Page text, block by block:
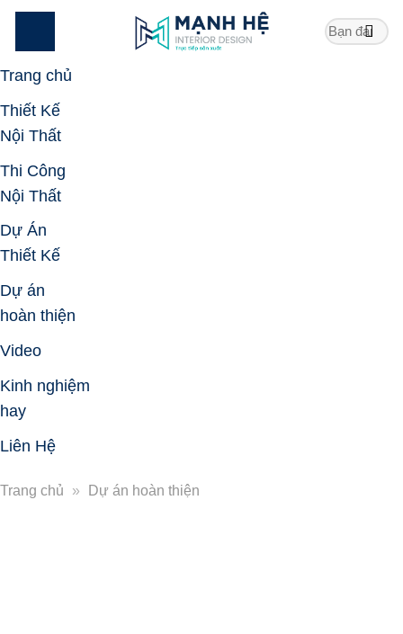
Skip
Trang chủ
Thiết Kế
Nội Thất
Thi Công
Nội Thất
Dự Án
Thiết Kế
Dự án
hoàn thiện
Video
Kinh nghiệm
hay
Liên Hệ
Trang chủ » Dự án hoàn thiện